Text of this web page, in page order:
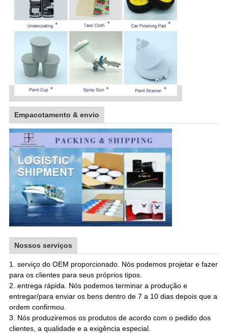
Empacotamento & envio
Nossos serviços
1. serviço do OEM proporcionado. Nós podemos projetar e fazer
para os clientes para seus próprios tipos.
2. entrega rápida. Nós podemos terminar a produção e
entregar/para enviar os bens dentro de 7 a 10 dias depois que a
ordem confirmou.
3. Nós produziremos os produtos de acordo com o pedido dos
clientes, a qualidade e a exigência especial.